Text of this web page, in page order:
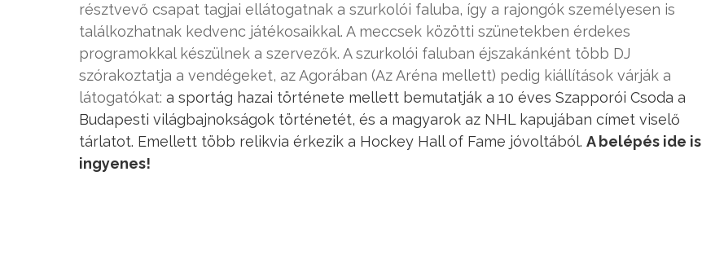
résztvevő csapat tagjai ellátogatnak a szurkolói faluba, így a rajongók személyesen is
találkozhatnak kedvenc játékosaikkal. A meccsek közötti szünetekben érdekes
programokkal készülnek a szervezők. A szurkolói faluban éjszakánként több DJ
szórakoztatja a vendégeket, az Agorában (Az Aréna mellett) pedig kiállítások várják a
látogatókat: a sportág hazai története mellett bemutatják a 10 éves Szapporói Csoda a
Budapesti világbajnokságok történetét, és a magyarok az NHL kapujában címet viselő
tárlatot. Emellett több relikvia érkezik a Hockey Hall of Fame jóvoltából. A belépés ide is
ingyenes!